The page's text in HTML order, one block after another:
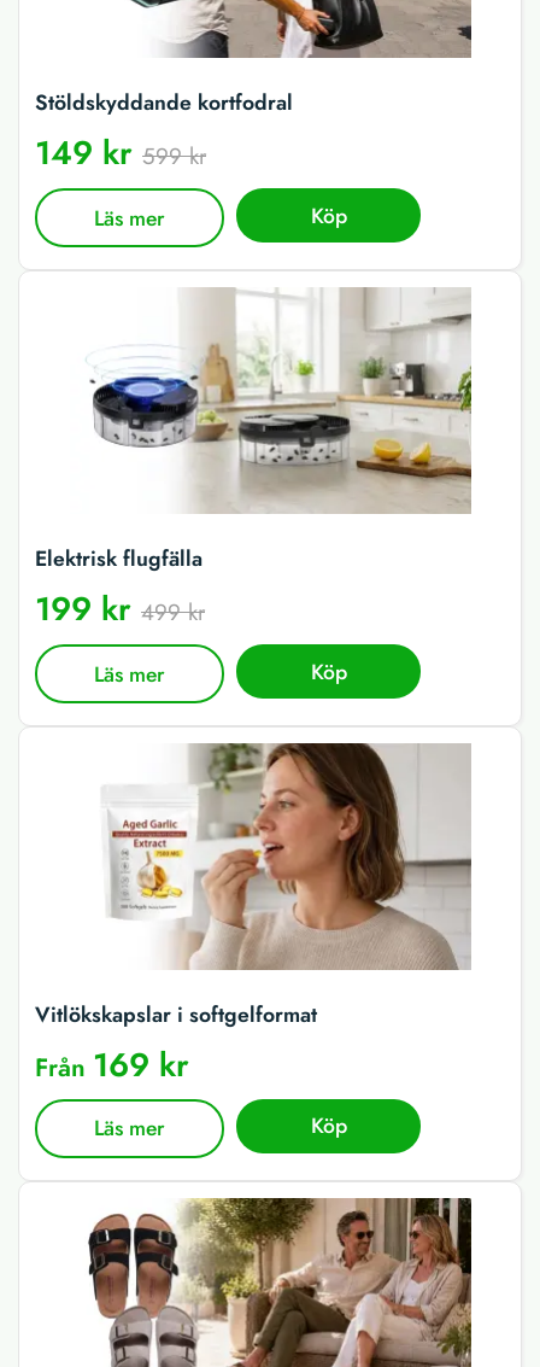
Stöldskyddande kortfodral
149 kr 599 kr
Läs mer Köp
Elektrisk flugfälla
199 kr 499 kr
Läs mer Köp
Vitlökskapslar i softgelformat
Från 169 kr
Läs mer Köp